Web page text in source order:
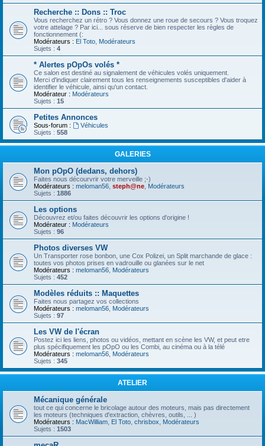
Recherche :: Dons :: Troc
Vous recherchez un rétro ? Vous donnez une roue de secours ? Vous troquez
votre attelage ? Par ici... sous réserve de bien respecter les règles de
fonctionnement (:
Modérateurs : El Toto Modérateurs
Sujets : 4
* Alertes pOpOs volés *
Ce salon est destiné au signalement de véhicules volés uniquement.
Merci d'indiquer clairement tous les renseignements susceptibles d'aider à
identifier le véhicule, ainsi qu'un contact.
Modérateur : Modérateurs
Sujets : 15
Petites Annonces
Sous-forum :
Véhicules
Sujets : 558
GALERIES
Mon pOpO (dedans, dehors)
Faites nous décourvrir votre merveille ;-)
Modérateurs : meloman56 steph@ne Modérateurs
Sujets : 1886
Les options
Découvrez et/ou faites découvrir les options d'origine !
Modérateur : Modérateurs
Sujets : 96
Photos diverses VW
Un Transporter rose bonbon, une Cox Polizei, un Split marchande de glace :
toutes vos photos prises en vadrouille ou glanées sur le net
Modérateurs : meloman56 Modérateurs
Sujets : 452
Modèles réduits :: Maquettes
Faites nous partagez vos collections
Modérateurs : meloman56 Modérateurs
Sujets : 97
Les VW de l'écran
Postez ici les liens, photos ou vidéos, mettant en scène les VW, et peut etre
plus spécifiquement les pOpO ou les Combi, au cinéma ou à la télé
Modérateurs : meloman56 Modérateurs
Sujets : 345
ATELIER
Mécanique générale
tout ce qui concerne le bricolage autour des moteurs, mais pas directement
les moteurs (techniques d'extraction, chèvres, outils, ... )
Modérateurs : MacWilliam El Toto chrisbox
Modérateurs
Sujets : 1503